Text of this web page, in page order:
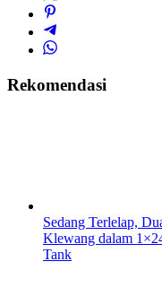
Rekomendasi
Sedang Terlelap,
Klewang dalam
Tank